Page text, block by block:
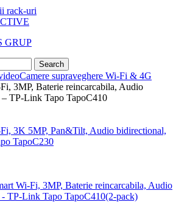
rack-uri
GRUP
Search
Camere supraveghere Wi-Fi & 4G
3MP, Baterie reincarcabila, Audio
TP-Link Tapo TapoC410
3K 5MP, Pan&Tilt, Audio bidirectional,
TapoC230
Wi-Fi, 3MP, Baterie reincarcabila, Audio
TP-Link Tapo TapoC410(2-pack)